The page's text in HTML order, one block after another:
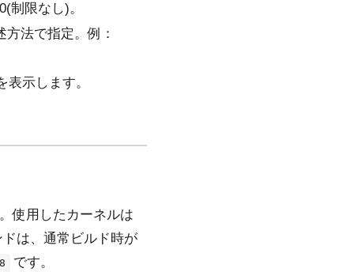
制限なし)。
法で指定。例：
示します。
使用したカーネルは
は、通常ビルド時が
です。